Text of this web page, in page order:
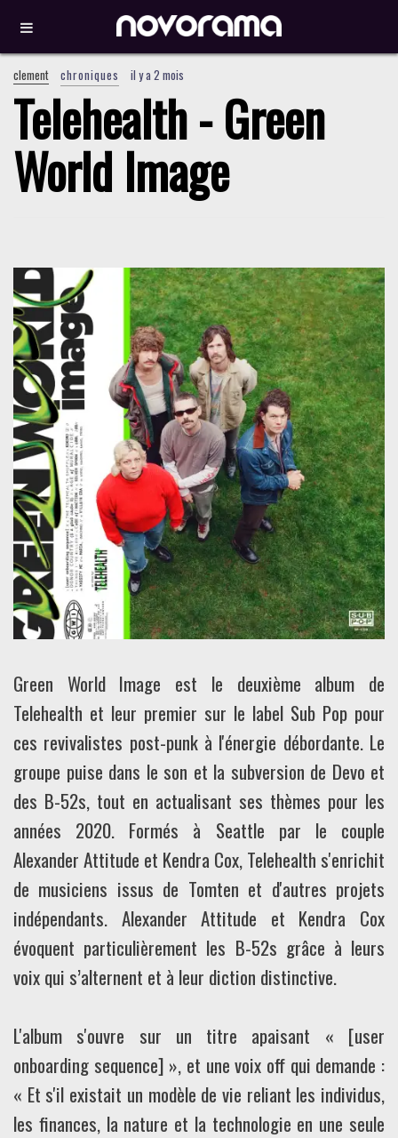
clement chroniques il y a 2 mois
Telehealth - Green
World Image
Green World Image est le deuxième album de
Telehealth et leur premier sur le label Sub Pop pour
ces revivalistes post-punk à l'énergie débordante. Le
groupe puise dans le son et la subversion de Devo et
des B-52s, tout en actualisant ses thèmes pour les
années 2020. Formés à Seattle par le couple
Alexander Attitude et Kendra Cox, Telehealth s'enrichit
de musiciens issus de Tomten et d'autres projets
indépendants. Alexander Attitude et Kendra Cox
évoquent particulièrement les B-52s grâce à leurs
voix qui s’alternent et à leur diction distinctive.
L'album s'ouvre sur un titre apaisant « [user
onboarding sequence] », et une voix off qui demande :
« Et s'il existait un modèle de vie reliant les individus,
les finances, la nature et la technologie en une seule